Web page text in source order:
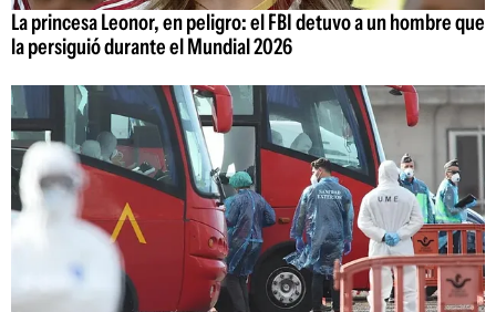
La princesa Leonor, en peligro: el FBI detuvo a un hombre que
la persiguió durante el Mundial 2026